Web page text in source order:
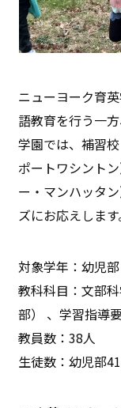
ニューヨーク育
語教育を行う一
学園では、補習
ポートワシント
ー・マンハッタ
ズにお応えします
対象学年：幼児
教科科目：文部
部） 、学習指導
教員数：38人
生徒数：幼児部